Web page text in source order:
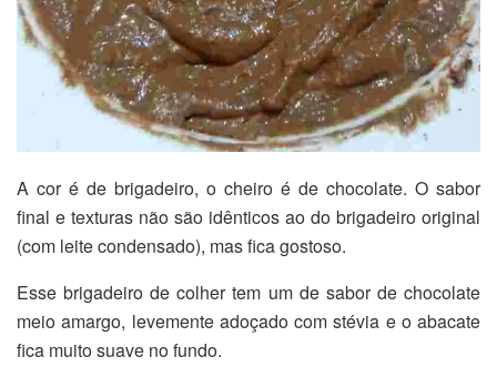
A cor é de brigadeiro, o cheiro é de chocolate. O sabor
final e texturas não são idênticos ao do brigadeiro original
(com leite condensado), mas fica gostoso.
Esse brigadeiro de colher tem um de sabor de chocolate
meio amargo, levemente adoçado com stévia e o abacate
fica muito suave no fundo.